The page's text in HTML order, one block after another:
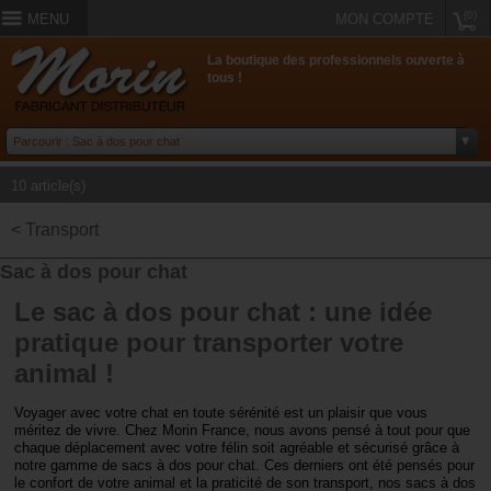
MENU MON COMPTE
La boutique des professionnels ouverte à
tous !
10 article(s)
< Transport
Sac à dos pour chat
Le sac à dos pour chat : une idée
pratique pour transporter votre
animal !
Voyager avec votre chat en toute sérénité est un plaisir que vous
méritez de vivre. Chez Morin France, nous avons pensé à tout pour que
chaque déplacement avec votre félin soit agréable et sécurisé grâce à
notre gamme de sacs à dos pour chat. Ces derniers ont été pensés pour
le confort de votre animal et la praticité de son transport, nos sacs à dos